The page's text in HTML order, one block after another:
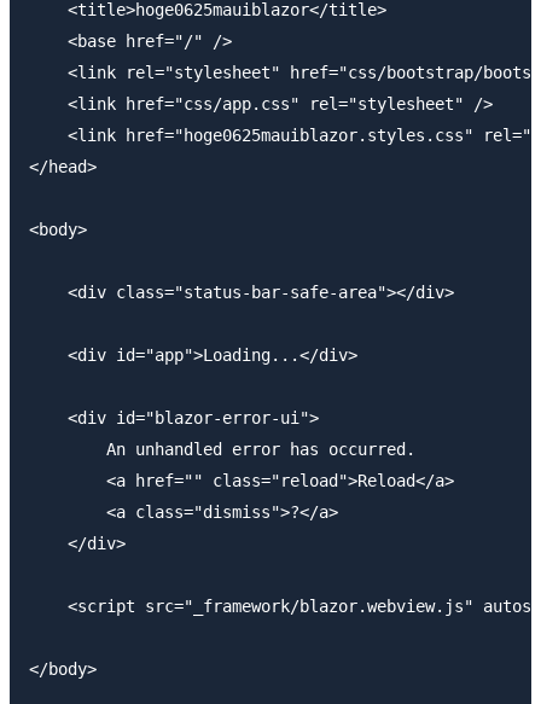
    <title>hoge0625mauiblazor</title>
    <base href="/" />
<link rel="stylesheet" href="css/bootstrap/
    <link href="css/app.css" rel="stylesheet" />
<link href="hoge0625mauiblazor.styles.css"
</head>
<body>
    <div class="status-bar-safe-area"></div>
    <div id="app">Loading...</div>
    <div id="blazor-error-ui">
        An unhandled error has occurred.
        <a href="" class="reload">Reload</a>
        <a class="dismiss">?</a>
    </div>
<script src="_framework/blazor.webview.js"
</body>